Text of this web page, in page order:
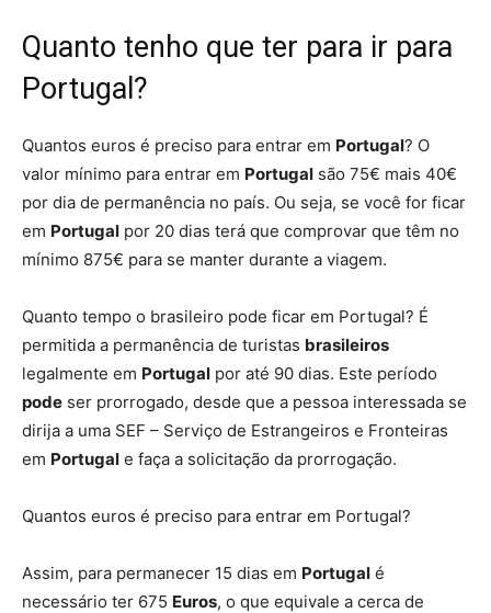
Quanto tenho que ter para ir para
Portugal?
Quantos euros é preciso para entrar em Portugal? O
valor mínimo para entrar em Portugal são 75€ mais 40€
por dia de permanência no país. Ou seja, se você for ficar
em Portugal por 20 dias terá que comprovar que têm no
mínimo 875€ para se manter durante a viagem.
Quanto tempo o brasileiro pode ficar em Portugal? É
permitida a permanência de turistas brasileiros
legalmente em Portugal por até 90 dias. Este período
pode ser prorrogado, desde que a pessoa interessada se
dirija a uma SEF – Serviço de Estrangeiros e Fronteiras
em Portugal e faça a solicitação da prorrogação.
Quantos euros é preciso para entrar em Portugal?
Assim, para permanecer 15 dias em Portugal é
necessário ter 675 Euros, o que equivale a cerca de